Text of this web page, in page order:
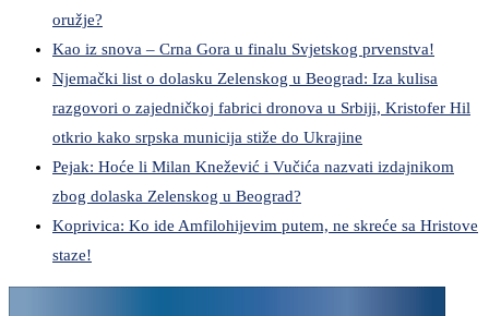
oružje?
Kao iz snova – Crna Gora u finalu Svjetskog prvenstva!
Njemački list o dolasku Zelenskog u Beograd: Iza kulisa
razgovori o zajedničkoj fabrici dronova u Srbiji, Kristofer Hil
otkrio kako srpska municija stiže do Ukrajine
Pejak: Hoće li Milan Knežević i Vučića nazvati izdajnikom
zbog dolaska Zelenskog u Beograd?
Koprivica: Ko ide Amfilohijevim putem, ne skreće sa Hristove
staze!